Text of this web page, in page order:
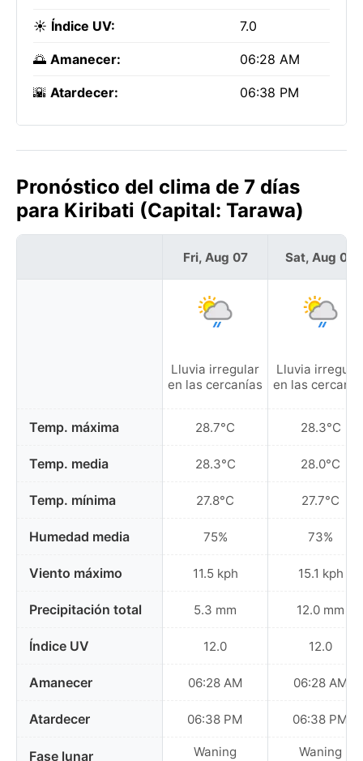
☀️ Índice UV: 7.0
🌅 Amanecer: 06:28 AM
🌇 Atardecer: 06:38 PM
Pronóstico del clima de 7 días
para Kiribati (Capital: Tarawa)
Temp. máxima
Temp. media
Temp. mínima
Humedad media
Viento máximo
Precipitación total
Índice UV
Amanecer
Atardecer
Fase lunar
Fri, Aug 07
Lluvia irregular
en las cercanías
28.7°C
28.3°C
27.8°C
75%
11.5 kph
5.3 mm
12.0
06:28 AM
06:38 PM
Waning
Sat, Aug 08
Lluvia
en las
28.3°C
28.0°C
27.7°C
73%
15.1 kph
12.0 mm
12.0
06:28 AM
06:38 PM
Waning